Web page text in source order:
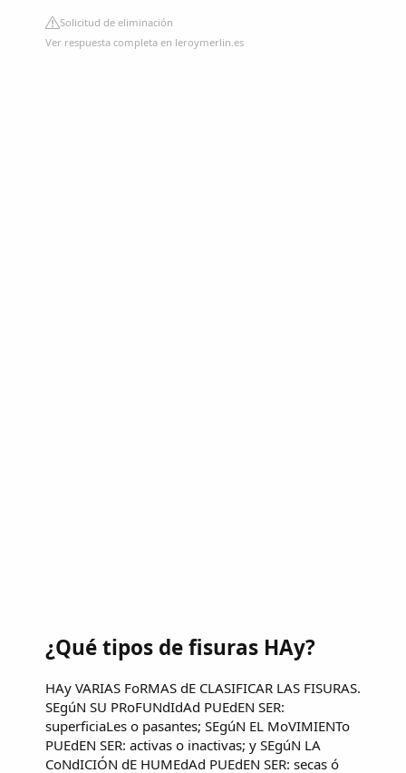
Solicitud de eliminación
Ver respuesta completa en leroymerlin.es
¿Qué tipos de fisuras HAy?
HAy VARIAS FoRMAS dE CLASIFICAR LAS FISURAS.
SEgúN SU PRoFUNdIdAd PUEdEN SER:
superficiaLes o pasantes; SEgúN EL MoVIMIENTo
PUEdEN SER: activas o inactivas; y SEgúN LA
CoNdICIÓN dE HUMEdAd PUEdEN SER: secas ó